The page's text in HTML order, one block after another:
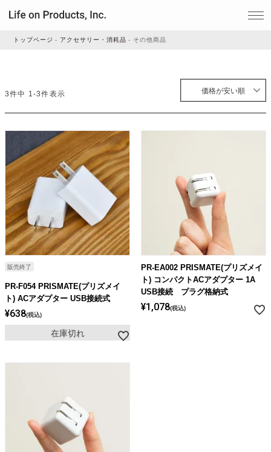
家事・生活雑貨
ルームフレグランス
ビューティー
デジタル雑貨
ライト・シーリングファン
トップページ アクセサリー・消耗品 その他商品
価格が安い順
3件中 1-3件表示
販売終了
PR-F054 PRISMATE(プリズメイ
ト) ACアダプター USB接続式
¥638 税込
在庫切れ
PR-EA002 PRISMATE(プリズメイ
ト) コンパクトACアダプター 1A
USB接続 プラグ格納式
¥1,078 税込